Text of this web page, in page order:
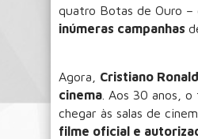
quatro Botas de Ouro –
inúmeras campanhas
Agora, Cristiano
cinema . Aos 30 anos,
chegar às salas de
filme oficial e